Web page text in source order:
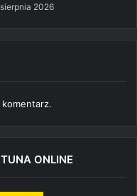
2026
ONLINE